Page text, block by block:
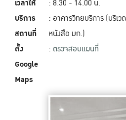
เวลาให้
บริการ
สถานที่
ตั้ง
Google
Maps
: 8.30 - 14.00 น.
: อาคารวิทยบริการ (บริเ
หนังสือ มก.)
: ตรวจสอบแผนที่